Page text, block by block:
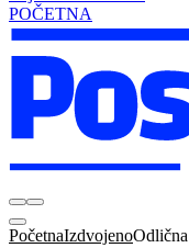
POČETNA
PočetnaIzdvojeno